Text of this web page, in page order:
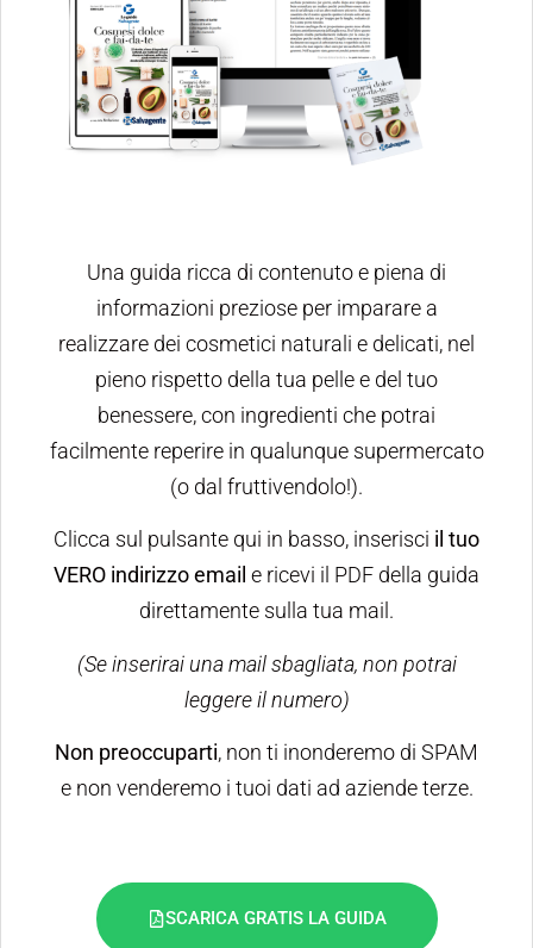
Una guida ricca di contenuto e piena di
informazioni preziose per imparare a
realizzare dei cosmetici naturali e delicati, nel
pieno rispetto della tua pelle e del tuo
benessere, con ingredienti che potrai
facilmente reperire in qualunque supermercato
(o dal fruttivendolo!).
Clicca sul pulsante qui in basso, inserisci il tuo
VERO indirizzo email e ricevi il PDF della guida
direttamente sulla tua mail.
(Se inserirai una mail sbagliata, non potrai
leggere il numero)
Non preoccuparti, non ti inonderemo di SPAM
e non venderemo i tuoi dati ad aziende terze.
SCARICA GRATIS LA GUIDA